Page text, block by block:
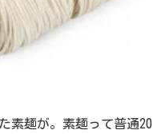
素麺が。素麺って普通20